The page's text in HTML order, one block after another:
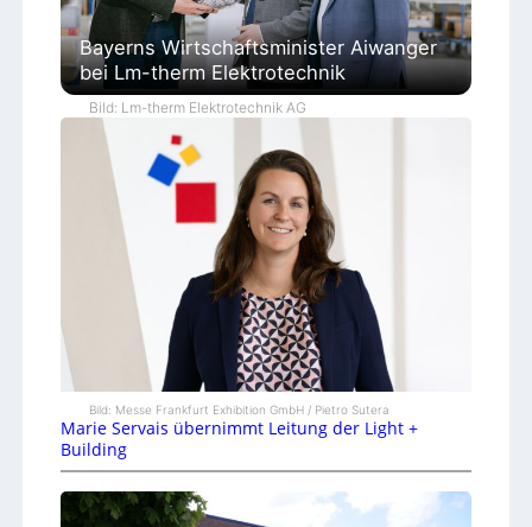
Bayerns Wirtschaftsminister Aiwanger
bei Lm-therm Elektrotechnik
Bild: Lm-therm Elektrotechnik AG
Bild: Messe Frankfurt Exhibition GmbH / Pietro Sutera
Marie Servais übernimmt Leitung der Light +
Building